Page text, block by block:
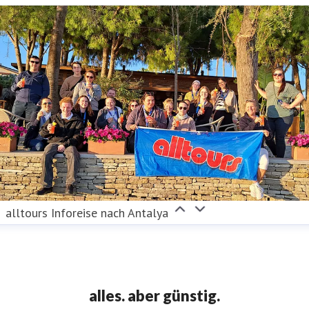
alltours Inforeise nach Antalya
alles. aber günstig.